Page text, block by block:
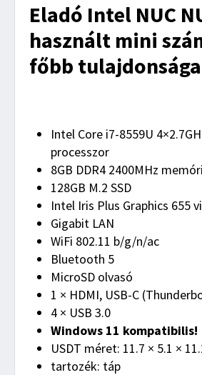
Eladó Intel NUC
használt mini
főbb
Intel Core i7-8559U
processzor
8GB DDR4 2400MHz
128GB M.2 SSD
Intel Iris Plus Graphics 655
Gigabit LAN
WiFi 802.11 b/g/n/ac
Bluetooth 5
MicroSD olvasó
1 × HDMI, USB-C
4 × USB 3.0
Windows 11 kompatibilis!
USDT méret: 11.7 × 5.1 ×
tartozék: táp